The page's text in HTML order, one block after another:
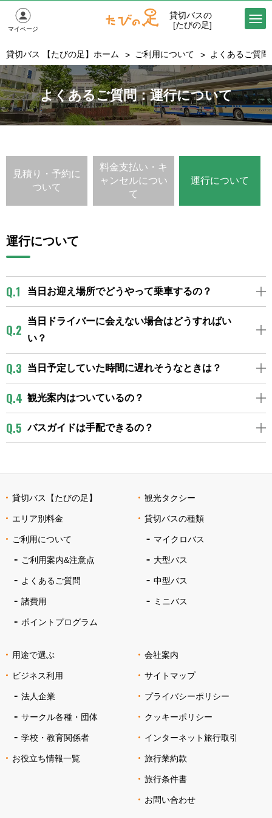
貸切バスの
[たびの足]
マイページ
貸切バス 【たびの足】ホーム ご利用について よくあるご質問
よくあるご質問：運行について
見積り・予約に
ついて
料金支払い・キ
ャンセルについ
て
運行について
運行について
当日お迎え場所でどうやって乗車するの？
当日ドライバーに会えない場合はどうすればい
い？
当日予定していた時間に遅れそうなときは？
観光案内はついているの？
バスガイドは手配できるの？
貸切バス【たびの足】
エリア別料金
ご利用について
ご利用案内&注意点
よくあるご質問
諸費用
ポイントプログラム
観光タクシー
貸切バスの種類
マイクロバス
大型バス
中型バス
ミニバス
用途で選ぶ
ビジネス利用
法人企業
サークル各種・団体
学校・教育関係者
お役立ち情報一覧
会社案内
サイトマップ
プライバシーポリシー
クッキーポリシー
インターネット旅行取引
旅行業約款
旅行条件書
お問い合わせ